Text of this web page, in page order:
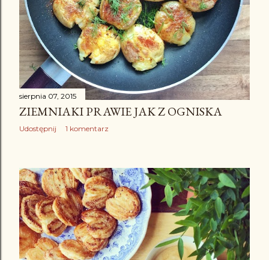
sierpnia 07, 2015
ZIEMNIAKI PRAWIE JAK Z OGNISKA
Udostępnij 1 komentarz